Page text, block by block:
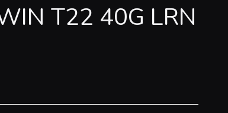
T22 40G LRN